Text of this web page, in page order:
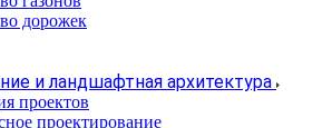
дорожек
и ландшафтная архитектура
проектов
проектирование